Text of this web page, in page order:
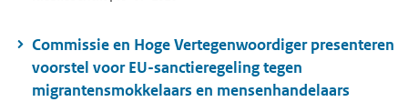
Commissie en Hoge Vertegenwoordiger presenteren
voorstel voor EU-sanctieregeling tegen
migrantensmokkelaars en mensenhandelaars